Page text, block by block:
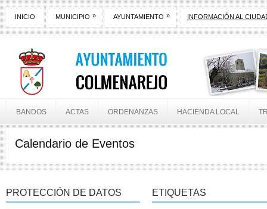
INICIO MUNICIPIO » AYUNTAMIENTO » INFORMACIÓN AL
BANDOS ACTAS ORDENANZAS HACIENDA LOCAL
Calendario de Eventos
PROTECCIÓN DE DATOS ETIQUETAS